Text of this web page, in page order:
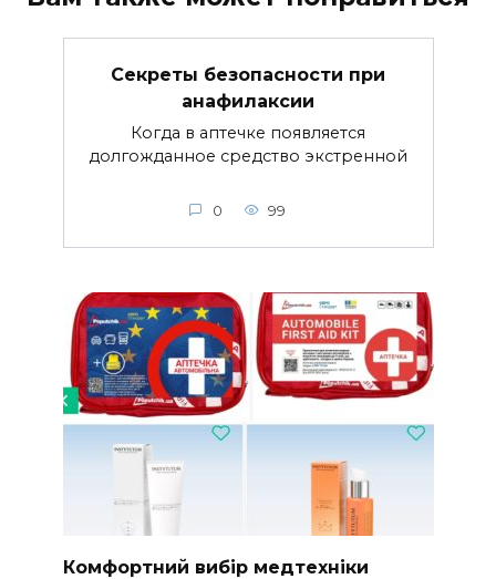
Секреты безопасности при
анафилаксии
Когда в аптечке появляется
долгожданное средство экстренной
0 99
Комфортний вибір медтехніки